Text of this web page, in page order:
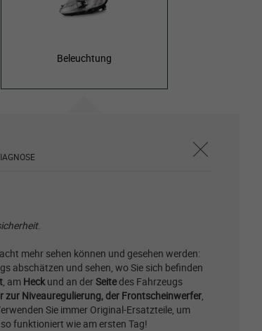
Beleuchtung
.
mehr sehen können und gesehen werden:
abschätzen und sehen, wo Sie sich befinden
, am Heckund an der Seitedes Fahrzeugs
zur Niveauregulierung, der Frontscheinwerfer,
Sie immer Original-Ersatzteile, um
funktioniert wie am ersten Tag!